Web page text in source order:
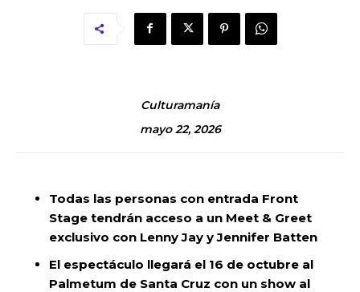
Culturamanía
mayo 22, 2026
Todas las personas con entrada Front
Stage tendrán acceso a un Meet & Greet
exclusivo con Lenny Jay y Jennifer Batten
El espectáculo llegará el 16 de octubre al
Palmetum de Santa Cruz con un show al